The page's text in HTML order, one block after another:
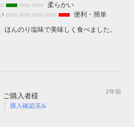
柔らかい
便利・簡単
ほんのり塩味で美味しく食べました。
ご購入者様
購入確認済み
2年前